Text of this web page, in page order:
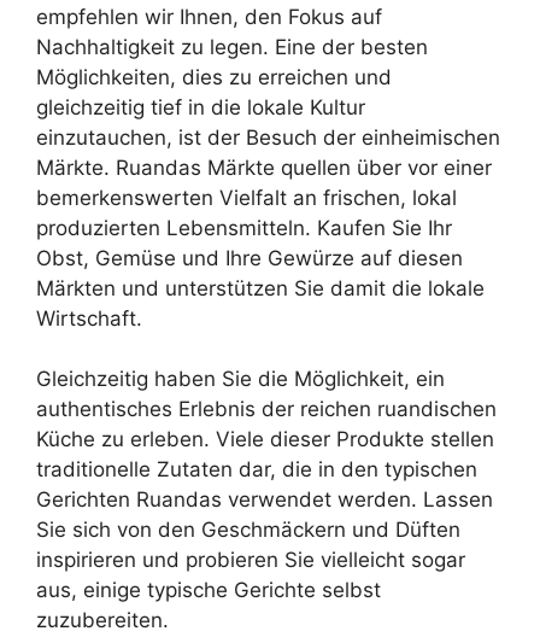
empfehlen wir Ihnen, den Fokus auf
Nachhaltigkeit zu legen. Eine der besten
Möglichkeiten, dies zu erreichen und
gleichzeitig tief in die lokale Kultur
einzutauchen, ist der Besuch der einheimischen
Märkte. Ruandas Märkte quellen über vor einer
bemerkenswerten Vielfalt an frischen, lokal
produzierten Lebensmitteln. Kaufen Sie Ihr
Obst, Gemüse und Ihre Gewürze auf diesen
Märkten und unterstützen Sie damit die lokale
Wirtschaft.
Gleichzeitig haben Sie die Möglichkeit, ein
authentisches Erlebnis der reichen ruandischen
Küche zu erleben. Viele dieser Produkte stellen
traditionelle Zutaten dar, die in den typischen
Gerichten Ruandas verwendet werden. Lassen
Sie sich von den Geschmäckern und Düften
inspirieren und probieren Sie vielleicht sogar
aus, einige typische Gerichte selbst
zuzubereiten.